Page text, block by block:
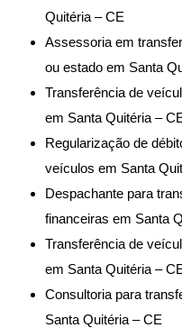
Quitéria – CE
Assessoria em
ou estado em Santa
Transferência de
em Santa Quitéria –
Regularização de
veículos em Santa
Despachante para
financeiras em Santa
Transferência de
em Santa Quitéria –
Consultoria para
Santa Quitéria – CE